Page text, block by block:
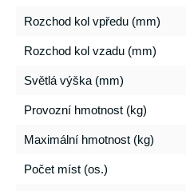
Rozchod kol vpředu (mm)
Rozchod kol vzadu (mm)
Světlá výška (mm)
Provozní hmotnost (kg)
Maximální hmotnost (kg)
Počet míst (os.)